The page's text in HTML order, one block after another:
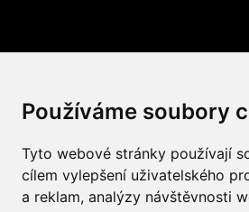
Používáme soubory
Tyto webové stránky používají
cílem vylepšení uživatelského
a reklam, analýzy návštěvnosti